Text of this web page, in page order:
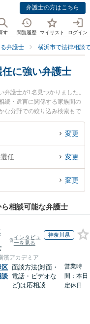
弁護士の方はこちら
す 閲覧履歴 マイリスト ログイン
弁護士 横浜市で法律相談
に強い弁護士
護士が1名見つかりました。
続・遺言に関係する家族間の
な分野での絞り込み検索もで
司弁護士のプロフィール情報
横浜市緑区で土日や夜間に発
市緑区内の弁護士に相談予約
す。
変更
任 変更
変更
相談可能な弁護士
インタビュ
ーを見る
神奈川県
濱アカデミア
区
談
面談方法(対面・
電話・ビデオな
ど)は応相談
営業時
間：本日
定休日